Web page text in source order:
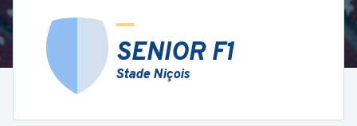
SENIOR F1
Stade Niçois